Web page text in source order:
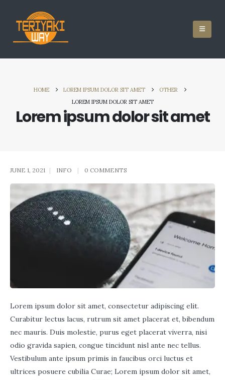
HOME LOREM IPSUM DOLOR SIT AMET
OTHER
LOREM IPSUM DOLOR SIT AMET
Lorem ipsum dolor sit amet
JUNE 1, 2021 INFO 0 COMMENTS
Lorem ipsum dolor sit amet, consectetur adipiscing elit.
Curabitur lectus lacus, rutrum sit amet placerat et, bibendum
nec mauris. Duis molestie, purus eget placerat viverra, nisi
odio gravida sapien, congue tincidunt nisl ante nec tellus.
Vestibulum ante ipsum primis in faucibus orci luctus et
ultrices posuere cubilia Curae; Lorem ipsum dolor sit amet,